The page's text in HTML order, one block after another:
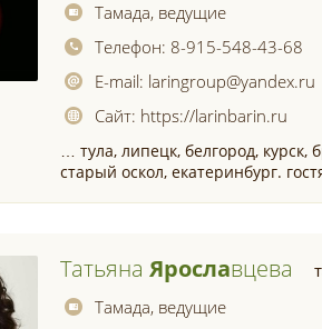
Тамада, ведущие
Телефон: 8-915-548-43-68
E-mail: laringroup@yandex.ru
Сайт: https://larinbarin.ru
… тула, липецк, белгород, курск,
старый оскол, екатеринбург.
ТатьянаЯрослаВцева
Тамада, ведущие